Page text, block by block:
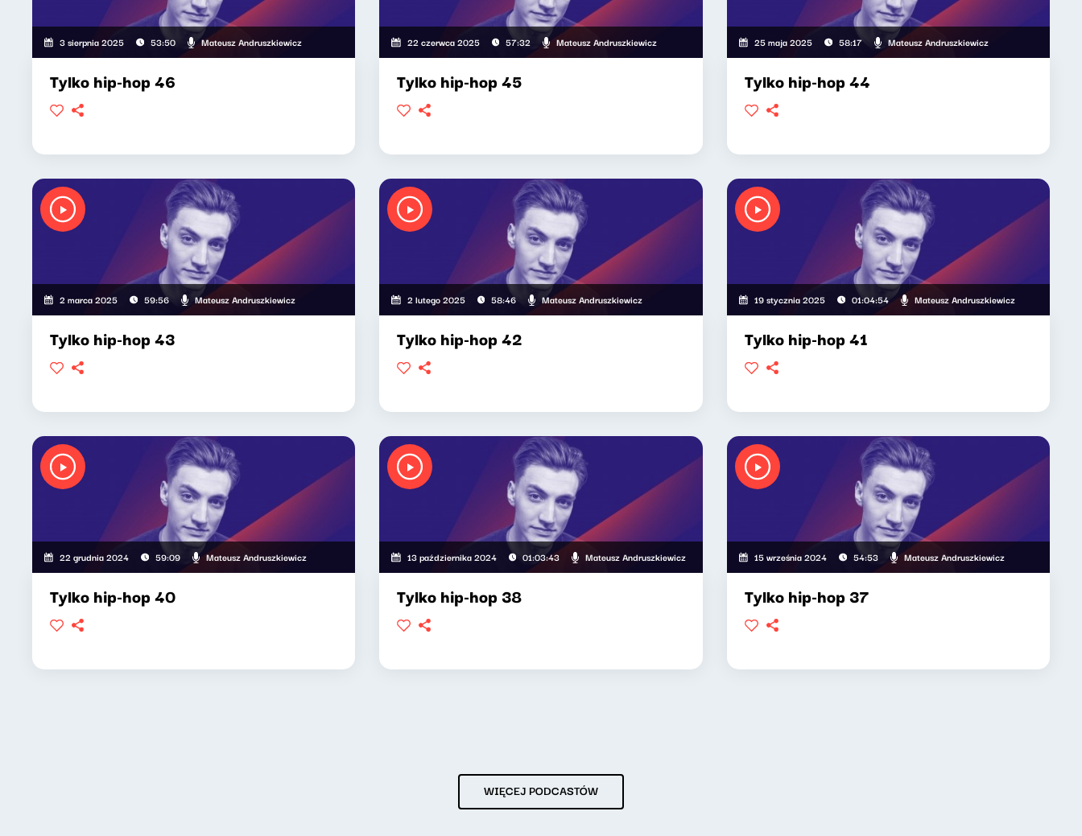
3 sierpnia 2025 53:50 Mateusz Andruszkiewicz
Tylko hip-hop 46
22 czerwca 2025 57:32 Mateusz Andruszkiewicz
Tylko hip-hop 45
25 maja 2025 58:17 Mateusz Andruszkiewicz
Tylko hip-hop 44
2 marca 2025 59:56 Mateusz Andruszkiewicz
Tylko hip-hop 43
2 lutego 2025 58:46 Mateusz Andruszkiewicz
Tylko hip-hop 42
19 stycznia 2025 01:04:54 Mateusz Andruszkiewicz
Tylko hip-hop 41
22 grudnia 2024 59:09 Mateusz Andruszkiewicz
Tylko hip-hop 40
13 października 2024 01:03:43 Mateusz Andruszkiewicz
Tylko hip-hop 38
15 września 2024 54:53 Mateusz Andruszkiewicz
Tylko hip-hop 37
WIĘCEJ PODCASTÓW